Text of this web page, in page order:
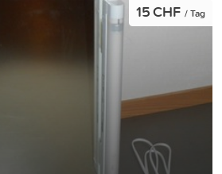
15 CHF / Tag